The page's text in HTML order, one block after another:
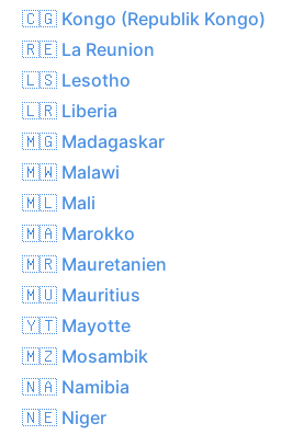
🇨🇬 Kongo (Republik Kongo)
🇷🇪 La Reunion
🇱🇸 Lesotho
🇱🇷 Liberia
🇲🇬 Madagaskar
🇲🇼 Malawi
🇲🇱 Mali
🇲🇦 Marokko
🇲🇷 Mauretanien
🇲🇺 Mauritius
🇾🇹 Mayotte
🇲🇿 Mosambik
🇳🇦 Namibia
🇳🇪 Niger